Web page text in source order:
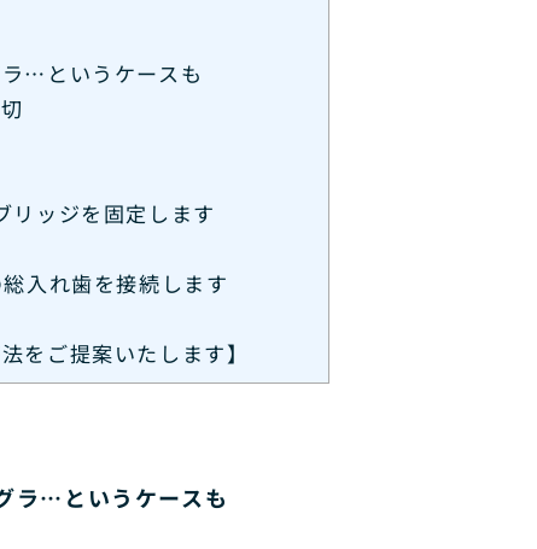
…というケースも
ッジを固定します
入れ歯を接続します
をご提案いたします】
ラ…というケースも